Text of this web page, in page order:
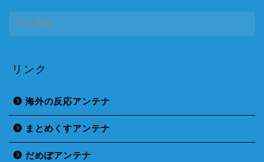
ー
ブリンク
海外の反応アンテナ
まとめくすアンテナ
だめぽアンテナ